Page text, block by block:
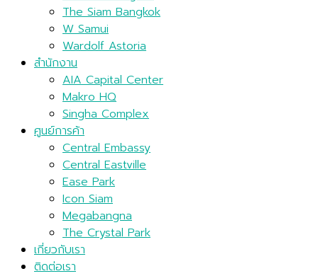
The Siam Bangkok
W Samui
Wardolf Astoria
สำนักงาน
AIA Capital Center
Makro HQ
Singha Complex
ศูนย์การค้า
Central Embassy
Central Eastville
Ease Park
Icon Siam
Megabangna
The Crystal Park
เกี่ยวกับเรา
ติดต่อเรา